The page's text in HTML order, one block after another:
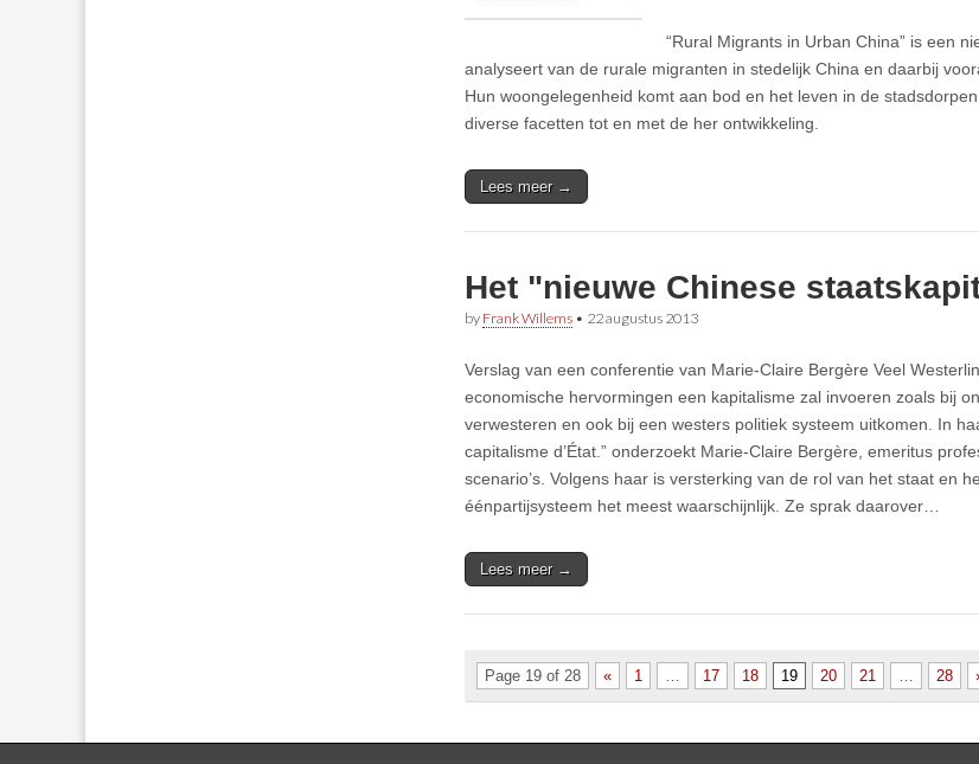
“Rural Migrants in Urban China” is een
analyseert van de rurale migranten in stedelijk China en daarbij
Hun woongelegenheid komt aan bod en het leven in de
diverse facetten tot en met de her ontwikkeling.
Lees meer →
Het "nieuwe Chinese
by Frank Willems • 22 augustus 2013
Verslag van een conferentie van Marie-Claire Bergère Veel
economische hervormingen een kapitalisme zal invoeren zoals bij
verwesteren en ook bij een westers politiek systeem uitkomen. In
capitalisme d’État.” onderzoekt Marie-Claire Bergère, emeritus
scenario’s. Volgens haar is versterking van de rol van het staat en
éénpartijsysteem het meest waarschijnlijk. Ze sprak daarover…
Lees meer →
Page 19 of 28 « 1 … 17 18 19 20 21 … 28